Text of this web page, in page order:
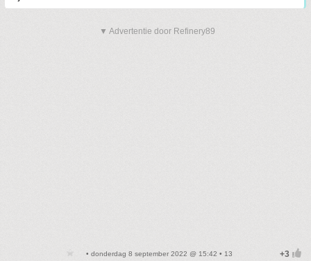
▼ Advertentie door Refinery89
• donderdag 8 september 2022 @ 15:42 • 13